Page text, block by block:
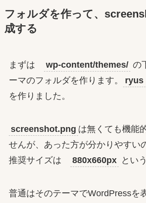
フォルダを作って、
成する
まずは wp-content/themes/ の
ーマのフォルダを作ります。
ryus
を作りました。
screenshot.png は無くても機能
せんが、あった方が分かりやすい
推奨サイズは
880x660px とい
普通はそのテーマでWordPressを